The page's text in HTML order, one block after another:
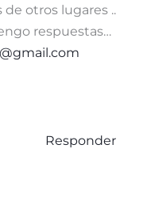
otros lugares ..
respuestas…
Responder